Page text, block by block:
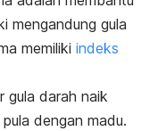
mengandung gula
memiliki indeks
gula darah naik
dengan madu.